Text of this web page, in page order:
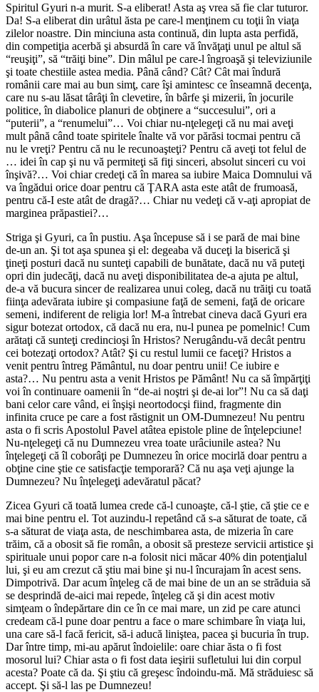
Spiritul Gyuri n-a murit. S-a eliberat! Asta aş vrea să fie clar tuturor.
Da! S-a eliberat din urâtul ăsta pe care-l menţinem cu toţii în viaţa
zilelor noastre. Din minciuna asta continuă, din lupta asta perfidă,
din competiţia acerbă şi absurdă în care vă învăţaţi unul pe altul să
“reuşiţi”, să “trăiţi bine”. Din mâlul pe care-l îngroaşă şi televiziunile
şi toate chestiile astea media. Până când? Cât? Cât mai îndură
românii care mai au bun simţ, care îşi amintesc ce înseamnă decenţa,
care nu s-au lăsat târâţi în clevetire, în bârfe şi mizerii, în jocurile
politice, în diabolice planuri de obţinere a “succesului”, ori a
“puterii”, a “renumelui”… Voi chiar nu-nţelegeţi că nu mai aveţi
mult până când toate spiritele înalte vă vor părăsi tocmai pentru că
nu le vreţi? Pentru că nu le recunoaşteţi? Pentru că aveţi tot felul de
… idei în cap şi nu vă permiteţi să fiţi sinceri, absolut sinceri cu voi
înşivă?… Voi chiar credeţi că în marea sa iubire Maica Domnului vă
va îngădui orice doar pentru că ŢARA asta este atât de frumoasă,
pentru că-I este atât de dragă?… Chiar nu vedeţi că v-aţi apropiat de
marginea prăpastiei?…
Striga şi Gyuri, ca în pustiu. Aşa începuse să i se pară de mai bine
de-un an. Şi tot aşa spunea şi el: degeaba vă duceţi la biserică şi
ţineţi posturi dacă nu sunteţi capabili de bunătate, dacă nu vă puteţi
opri din judecăţi, dacă nu aveţi disponibilitatea de-a ajuta pe altul,
de-a vă bucura sincer de realizarea unui coleg, dacă nu trăiţi cu toată
fiinţa adevărata iubire şi compasiune faţă de semeni, faţă de oricare
semeni, indiferent de religia lor! M-a întrebat cineva dacă Gyuri era
sigur botezat ortodox, că dacă nu era, nu-l punea pe pomelnic! Cum
arătaţi că sunteţi credincioşi în Hristos? Nerugându-vă decât pentru
cei botezaţi ortodox? Atât? Şi cu restul lumii ce faceţi? Hristos a
venit pentru întreg Pământul, nu doar pentru unii! Ce iubire e
asta?… Nu pentru asta a venit Hristos pe Pământ! Nu ca să împărţiţi
voi în continuare oamenii în “de-ai noştri şi de-ai lor”! Nu ca să daţi
bani celor care vând, ei înşişi neortodocşi fiind, fragmente din
infinita cruce pe care a fost răstignit un OM-Dumnezeu! Nu pentru
asta o fi scris Apostolul Pavel atâtea epistole pline de înţelepciune!
Nu-nţelegeţi că nu Dumnezeu vrea toate urâciunile astea? Nu
înţelegeţi că îl coborâţi pe Dumnezeu în orice mocirlă doar pentru a
obţine cine ştie ce satisfacţie temporară? Că nu aşa veţi ajunge la
Dumnezeu? Nu înţelegeţi adevăratul păcat?
Zicea Gyuri că toată lumea crede că-l cunoaşte, că-l ştie, că ştie ce e
mai bine pentru el. Tot auzindu-l repetând că s-a săturat de toate, că
s-a săturat de viaţa asta, de neschimbarea asta, de mizeria în care
trăim, că a obosit să fie român, a obosit să presteze servicii artistice şi
spirituale unui popor care n-a folosit nici măcar 40% din potenţialul
lui, şi eu am crezut că ştiu mai bine şi nu-l încurajam în acest sens.
Dimpotrivă. Dar acum înţeleg că de mai bine de un an se străduia să
se desprindă de-aici mai repede, înţeleg că şi din acest motiv
simţeam o îndepărtare din ce în ce mai mare, un zid pe care atunci
credeam că-l pune doar pentru a face o mare schimbare în viaţa lui,
una care să-l facă fericit, să-i aducă liniştea, pacea şi bucuria în trup.
Dar între timp, mi-au apărut îndoielile: oare chiar ăsta o fi fost
mosorul lui? Chiar asta o fi fost data ieşirii sufletului lui din corpul
acesta? Poate că da. Şi ştiu că greşesc îndoindu-mă. Mă străduiesc să
accept. Şi să-l las pe Dumnezeu!